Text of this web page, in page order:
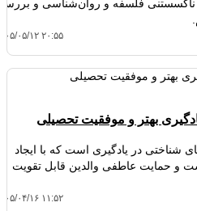
ناگسستنی فلسفه و روان‌شناسی و
۱۴۰۵/۰۵/۱۲
بهتر و موفقیت تحصیلی
شناختی در یادگیری است که با ایجاد
و حمایت عاطفی والدین قابل تقویت
۱۴۰۵/۰۴/۱۶